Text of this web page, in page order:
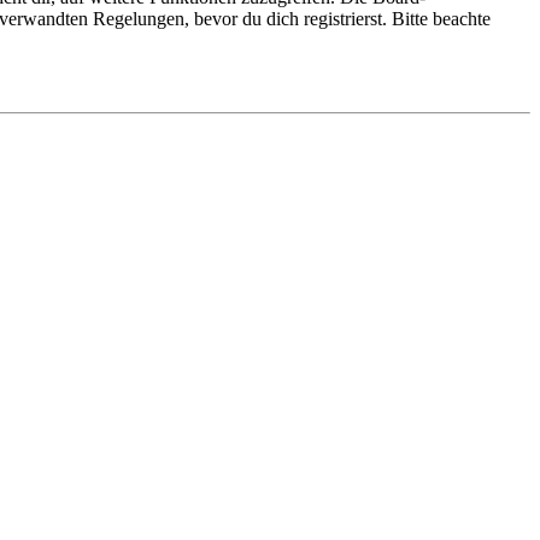
Regelungen, bevor du dich registrierst. Bitte beachte